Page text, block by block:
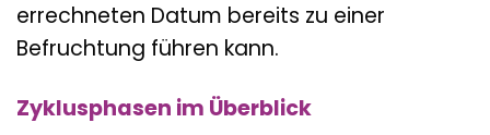
errechneten Datum bereits zu einer
Befruchtung führen kann.
Zyklusphasen im Überblick